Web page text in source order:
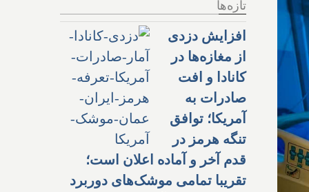
تازه‌ها
افزایش دزدی
از مغازه‌ها در
کانادا و افت
صادرات به
آمریکا؛ توافق
تنگه هرمز در
قدم آخر و آماده اعلان است؛
تقریبا تمامی موشک‌های دوربرد